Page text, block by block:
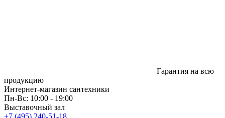
Гарантия на всю
продукцию
Интернет-магазин сантехники
Пн-Вс: 10:00 - 19:00
Выставочный зал
+7 (495) 240-51-18